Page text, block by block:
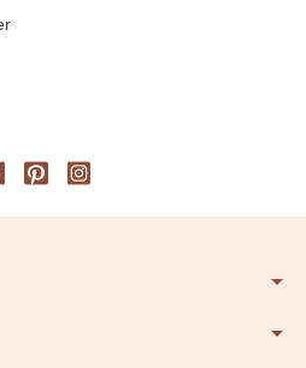
arrow_drop_down
arrow_drop_down